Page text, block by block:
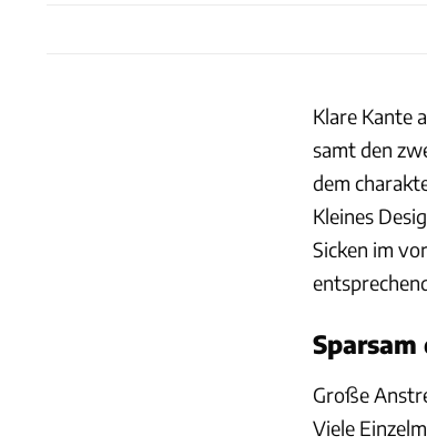
Klare Kante
samt den
dem
Kleines
Sicken im
Große
Viele